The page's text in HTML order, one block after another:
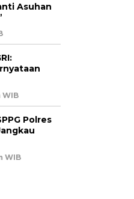
Asuhan
WIB
Polres
WIB